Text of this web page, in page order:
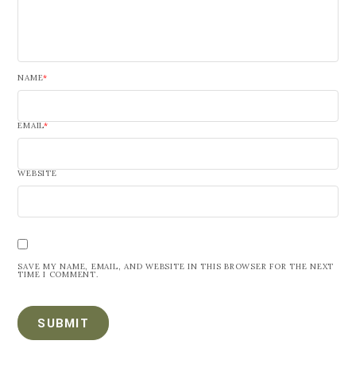
NAME*
EMAIL*
WEBSITE
SAVE MY NAME, EMAIL, AND WEBSITE IN THIS BROWSER FOR THE NEXT
TIME I COMMENT.